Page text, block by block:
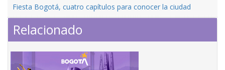
Fiesta Bogotá, cuatro capítulos para conocer la ciudad
Relacionado